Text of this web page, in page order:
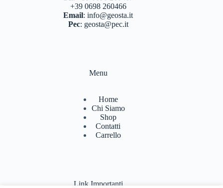
+39 0698 260466
Email:info@geosta.it
Pec: geosta@pec.it
Menu
Home
Chi Siamo
Shop
Contatti
Carrello
Link Importanti